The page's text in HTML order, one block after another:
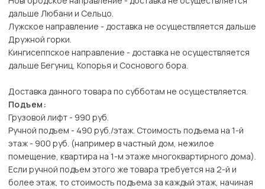
дальше Любани и Сельцо.
Лужское направление - доставка не осуществляется дальше
Дружной горки.
Кингисеппское направление - доставка не осуществляется
дальше Бегуниц, Копорья и Соснового бора.
Доставка данного товара по субботам не осуществляется.
Подъем:
Грузовой лифт - 990 руб.
Ручной подъем - 490 руб./этаж. Стоимость подъема на 1-й
этаж - 900 руб. (например в частный дом, нежилое
помещение, квартира на 1-м этаже многоквартирного дома).
Если ручной подъем этого же товара требуется на 2-й и
более этаж, то стоимость подъема за каждый этаж, начиная